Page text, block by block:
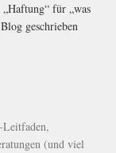
für „was
geschrieben
(und viel